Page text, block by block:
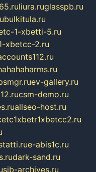
liura.ruglasspb.ru
bulkitula.ru
1-xbetti-5.ru
xbetcc-2.ru
ev-gallery.ru
csm-demo.ru
allseo-host.ru
e-abis1c.ru
dark-sand.ru
sib-archives.ru